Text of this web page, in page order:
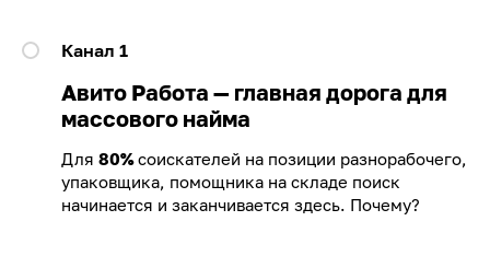
Канал 1
Авито Работа — главная дорога для
массового найма
Для 80%соискателей на позиции разнорабочего,
упаковщика, помощника на складе поиск
начинается и заканчивается здесь. Почему?